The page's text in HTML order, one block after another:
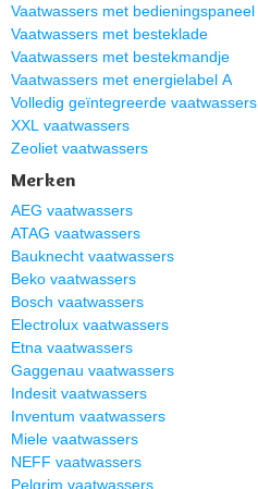
Vaatwassers met bedieningspaneel
Vaatwassers met besteklade
Vaatwassers met bestekmandje
Vaatwassers met energielabel A
Volledig geïntegreerde vaatwassers
XXL vaatwassers
Zeoliet vaatwassers
Merken
AEG vaatwassers
ATAG vaatwassers
Bauknecht vaatwassers
Beko vaatwassers
Bosch vaatwassers
Electrolux vaatwassers
Etna vaatwassers
Gaggenau vaatwassers
Indesit vaatwassers
Inventum vaatwassers
Miele vaatwassers
NEFF vaatwassers
Pelgrim vaatwassers